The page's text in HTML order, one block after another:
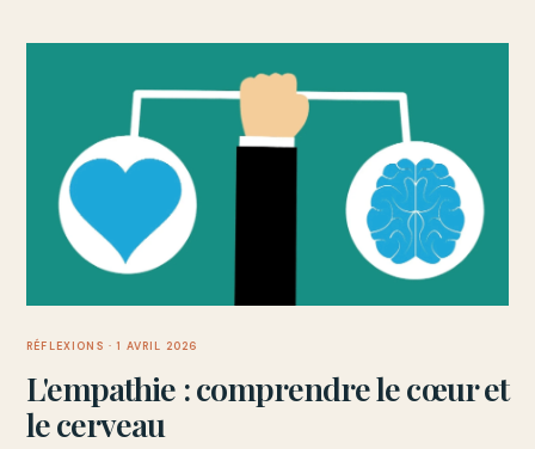
RÉFLEXIONS · 1 AVRIL 2026
L'empathie : comprendre le cœur et
le cerveau